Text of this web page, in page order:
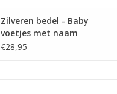
Zilveren bedel - Baby
voetjes met naam
€28,95